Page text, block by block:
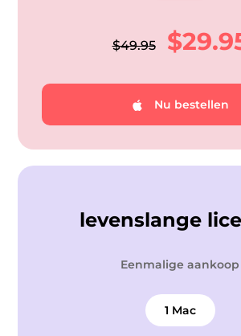
$49.95
Nu bestellen
levenslange
Eenmalige aankoop
1 Mac